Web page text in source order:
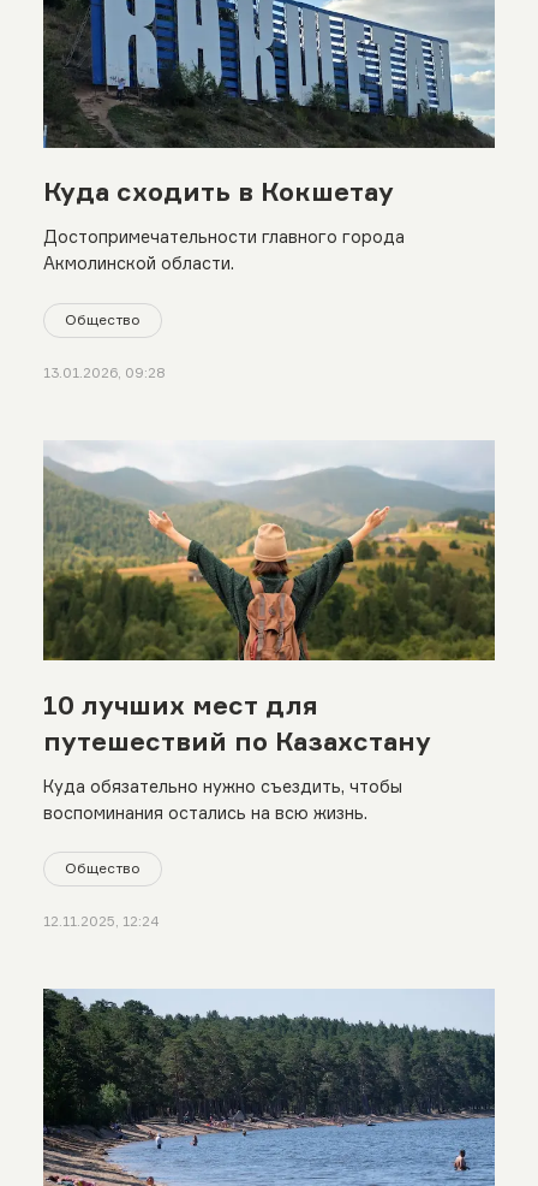
Куда сходить в Кокшетау
Достопримечательности главного города
Акмолинской области.
Общество
13.01.2026, 09:28
10 лучших мест для
путешествий по Казахстану
Куда обязательно нужно съездить, чтобы
воспоминания остались на всю жизнь.
Общество
12.11.2025, 12:24